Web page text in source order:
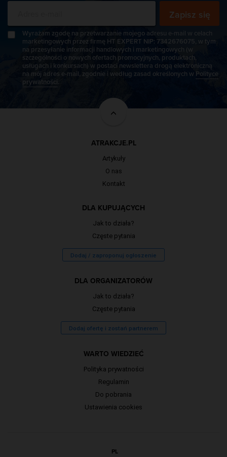
Zapisz się
Wyrażam zgodę na przetwarzanie mojego adresu e-mail w celach
marketingowych przez firmę HT EXPERT NIP: 7342676075, w tym
na przesyłanie informacji handlowych i marketingowych (w
szczególności o nowych ofertach promocyjnych, produktach,
usługach i konkursach) w postaci newslettera drogą elektroniczną
na mój adres e-mail, zgodnie i według zasad określonych w Polityce
prywatności.
ATRAKCJE.PL
Artykuły
O nas
Kontakt
DLA KUPUJĄCYCH
Jak to działa?
Częste pytania
Dodaj / zaproponuj ogłoszenie
DLA ORGANIZATORÓW
Jak to działa?
Częste pytania
Dodaj ofertę i zostań partnerem
WARTO WIEDZIEĆ
Polityka prywatności
Regulamin
Do pobrania
Ustawienia cookies
PL